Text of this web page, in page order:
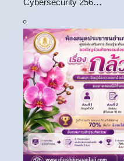
Cybersecurity 256…